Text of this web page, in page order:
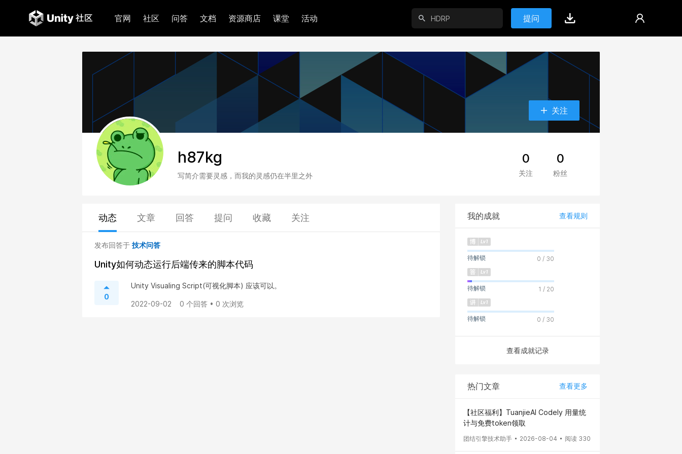
官网 社区 问答 文档 资源商店 课堂 活动 提问
关注
h87kg
写简介需要灵感，而我的灵感仍在半里之外
0
关注
0
粉丝
动态 文章 回答 提问 收藏 关注
发布回答于 技术问答
Unity如何动态运行后端传来的脚本代码
0
Unity Visualing Script(可视化脚本) 应该可以。
2022-09-02 0 个回答 • 0 次浏览
我的成就 查看规则
待解锁 0 / 30
待解锁 1 / 20
待解锁 0 / 30
查看成就记录
热门文章 查看更多
【社区福利】TuanjieAI Codely 用量统
计与免费token领取
团结引擎技术助手 2026-08-04 阅读 330